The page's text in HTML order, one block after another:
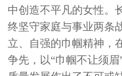
中创造不平凡的女性。
终坚守家庭与事业两条
立、自强的巾帼精神，
争先，以“巾帼不让须